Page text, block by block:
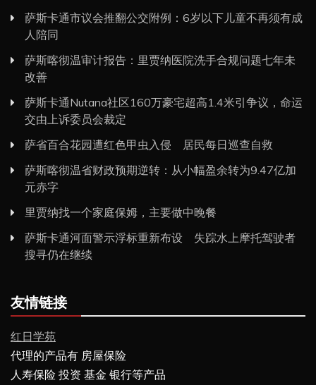
萨斯卡通市议会推翻公交附例：6岁以下儿童不再须有成
人陪同
萨斯喀彻温审计报告：里贾纳医院洗手合规问题七年未
改善
萨斯卡通Nutana社区160万豪宅超高1.4米引争议，命运
交由上诉委员会裁定
萨省百合花园遭红色甲虫入侵 居民每日巡查自救
萨斯喀彻温省财政预期逆转：从小幅盈余转为9.47亿加
元赤字
里贾纳找一个家庭保姆，主要做中晚餐
萨斯卡通河面警示浮标重新布设 失踪水上摩托驾驶者
搜寻仍在继续
友情链接
红日学苑
代理的产品有 房屋保险
人寿保险 投资 基金 银行等产品